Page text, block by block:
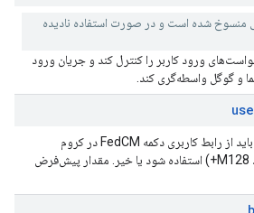
منسوخ شده است و در صورت استفاده نادیده
ورود کاربر را کنترل کند و جریان ورود
و گوگل واسطه‌گری کند.
use
این فیلد تعیین می‌کند که آیا باید از رابط کاربری دکمه FedCM در کروم